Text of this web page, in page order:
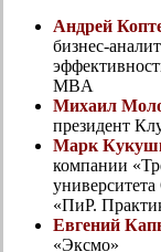
Андрей
бизнес-
MBA
Михаил
президент
Марк
компании
«ПиР.
Евгений
«Эксмо»